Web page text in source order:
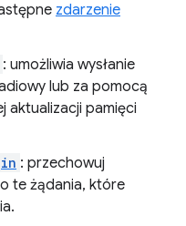
zdarzenie
: umożliwia wysłanie
lub za pomocą
aktualizacji pamięci
: przechowuj
te żądania, które